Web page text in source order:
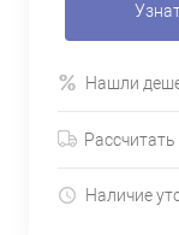
Нашли
Наличие